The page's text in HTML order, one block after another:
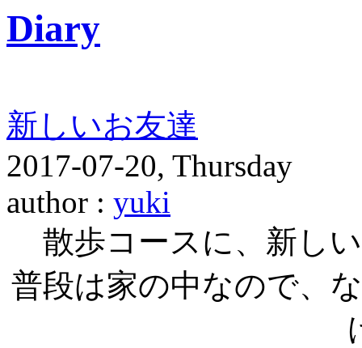
Diary
新しいお友達
2017-07-20, Thursday
author : yuki
散歩コースに、新し
普段は家の中なので、